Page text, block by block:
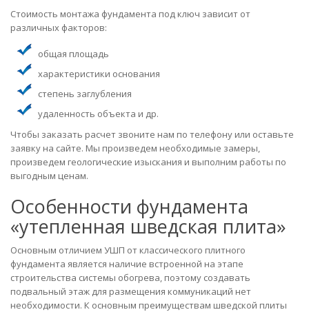
Стоимость монтажа фундамента под ключ зависит от
различных факторов:
общая площадь
характеристики основания
степень заглубления
удаленность объекта и др.
Чтобы заказать расчет звоните нам по телефону или оставьте
заявку на сайте. Мы произведем необходимые замеры,
произведем геологические изыскания и выполним работы по
выгодным ценам.
Особенности фундамента
«утепленная шведская плита»
Основным отличием УШП от классического плитного
фундамента является наличие встроенной на этапе
строительства системы обогрева, поэтому создавать
подвальный этаж для размещения коммуникаций нет
необходимости. К основным преимуществам шведской плиты